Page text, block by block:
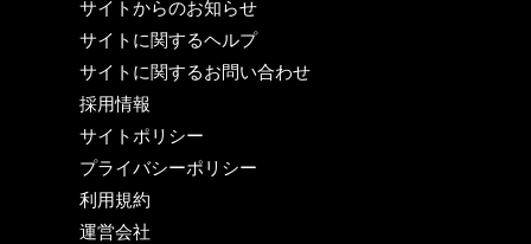
サイトからのお知らせ
サイトに関するヘルプ
サイトに関するお問い合わせ
採用情報
サイトポリシー
プライバシーポリシー
利用規約
運営会社